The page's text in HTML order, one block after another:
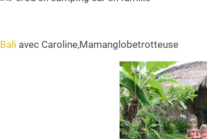
Bali avec Caroline,Mamanglobetrotteuse